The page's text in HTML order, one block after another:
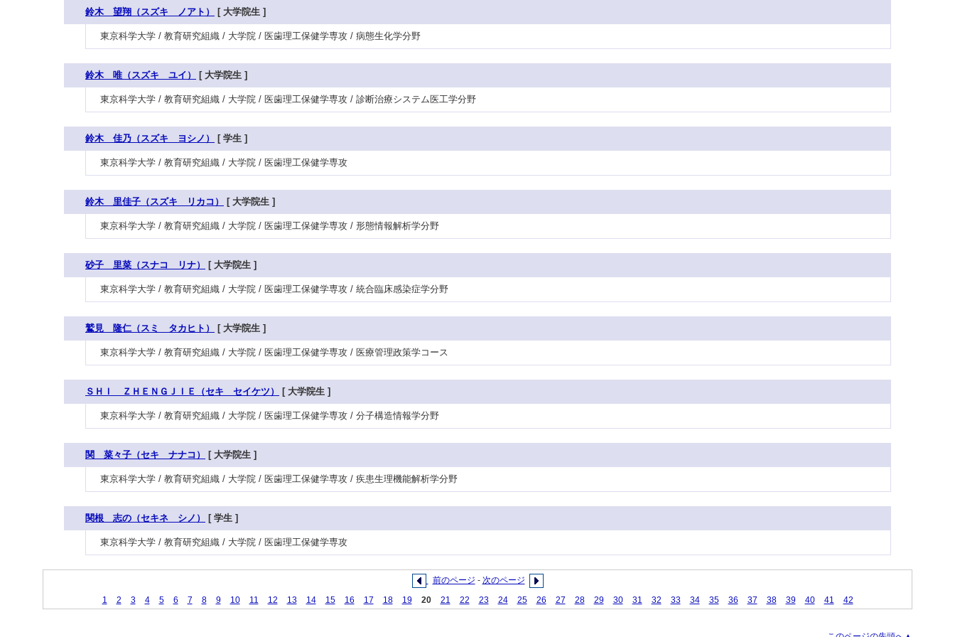
鈴木 望翔（スズキ ノアト） [ 大学院生 ]
東京科学大学 / 教育研究組織 / 大学院 / 医歯理工保健学専攻 / 病態生化学分野
鈴木 唯（スズキ ユイ） [ 大学院生 ]
東京科学大学 / 教育研究組織 / 大学院 / 医歯理工保健学専攻 / 診断治療システム医工学分野
鈴木 佳乃（スズキ ヨシノ） [ 学生 ]
東京科学大学 / 教育研究組織 / 大学院 / 医歯理工保健学専攻
鈴木 里佳子（スズキ リカコ） [ 大学院生 ]
東京科学大学 / 教育研究組織 / 大学院 / 医歯理工保健学専攻 / 形態情報解析学分野
砂子 里菜（スナコ リナ） [ 大学院生 ]
東京科学大学 / 教育研究組織 / 大学院 / 医歯理工保健学専攻 / 統合臨床感染症学分野
鷲見 隆仁（スミ タカヒト） [ 大学院生 ]
東京科学大学 / 教育研究組織 / 大学院 / 医歯理工保健学専攻 / 医療管理政策学コース
ＳＨＩ ＺＨＥＮＧＪＩＥ（セキ セイケツ） [ 大学院生 ]
東京科学大学 / 教育研究組織 / 大学院 / 医歯理工保健学専攻 / 分子構造情報学分野
関 菜々子（セキ ナナコ） [ 大学院生 ]
東京科学大学 / 教育研究組織 / 大学院 / 医歯理工保健学専攻 / 疾患生理機能解析学分野
関根 志の（セキネ シノ） [ 学生 ]
東京科学大学 / 教育研究組織 / 大学院 / 医歯理工保健学専攻
前のページ - 次のページ
1
2 3 4 5 6 7 8 9 10 11 12 13 14 15 16 17 18 19 20 21 22 23 24 25 26 27 28 29 30 31 32 33 34 35 36 37 38 39 40 41 42